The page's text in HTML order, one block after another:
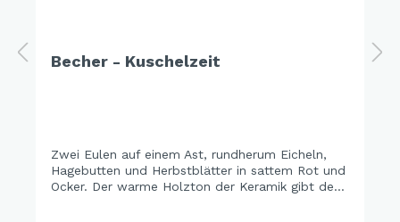
Becher - Kuschelzeit
Zwei Eulen auf einem Ast, rundherum Eicheln,
Hagebutten und Herbstblätter in sattem Rot und
Ocker. Der warme Holzton der Keramik gibt dem